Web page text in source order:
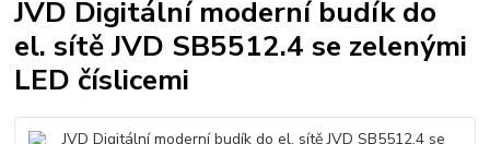
JVD Digitální moderní budík do
el. sítě JVD SB5512.4 se zelenými
LED číslicemi